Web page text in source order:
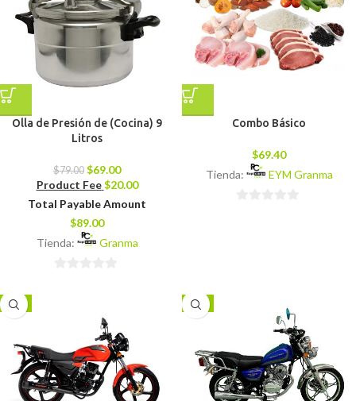
Olla de Presión de (Cocina) 9
Litros
$79.00 $69.00
Product Fee $20.00
Total Payable Amount
$89.00
Tienda:
Granma
Combo Básico
$69.40
Tienda:
EYM Granma
-9% -4%